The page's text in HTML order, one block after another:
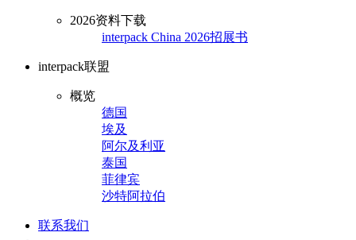
2026资料下载
interpack China 2026招展书
interpack联盟
概览
德国
埃及
阿尔及利亚
泰国
菲律宾
沙特阿拉伯
联系我们